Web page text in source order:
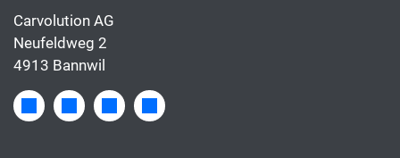
Carvolution AG
Neufeldweg 2
4913 Bannwil